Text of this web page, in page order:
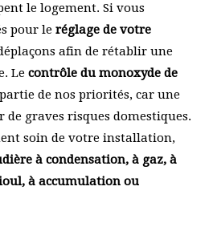
le logement. Si vous
pour le réglage de votre
afin de rétablir une
Le contrôle du monoxyde de
de nos priorités, car une
graves risques domestiques.
soin de votre installation,
à condensation, à gaz, à
à accumulation ou